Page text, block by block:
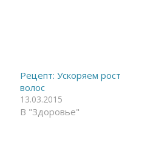
Рецепт: Ускоряем рост
волос
13.03.2015
В "Здоровье"